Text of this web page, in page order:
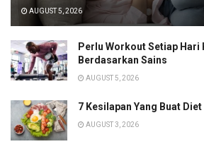
AUGUST 5, 2026
Perlu Workout Setiap Hari
Berdasarkan Sains
AUGUST 5, 2026
7 Kesilapan Yang Buat
AUGUST 3, 2026